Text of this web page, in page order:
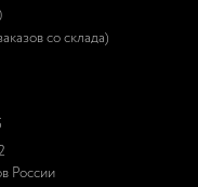
со склада)
России